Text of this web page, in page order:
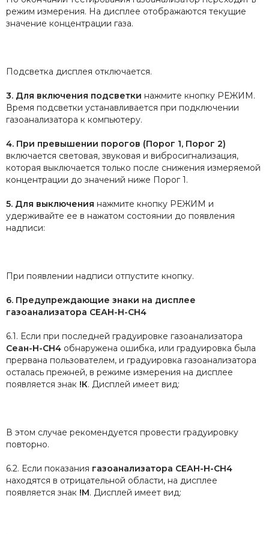
режим измерения. На дисплее отображаются текущие
значение концентрации газа.
Подсветка дисплея отключается.
3. Для включения подсветки нажмите кнопку РЕЖИМ.
Время подсветки устанавливается при подключении
газоанализатора к компьютеру.
4. При превышении порогов (Порог 1, Порог 2)
включается световая, звуковая и вибросигнализация,
которая выключается только после снижения измеряемой
концентрации до значений ниже Порог 1.
5. Для выключения нажмите кнопку РЕЖИМ и
удерживайте ее в нажатом состоянии до появления
надписи:
При появлении надписи отпустите кнопку.
6. Предупреждающие знаки на дисплее
газоанализатора СЕАН-Н-CH4
6.1. Если при последней градуировке газоанализатора
Сеан-Н-CH4 обнаружена ошибка, или градуировка была
прервана пользователем, и градуировка газоанализатора
осталась прежней, в режиме измерения на дисплее
появляется знак !К. Дисплей имеет вид:
В этом случае рекомендуется провести градуировку
повторно.
6.2. Если показания газоанализатора СЕАН-Н-CH4
находятся в отрицательной области, на дисплее
появляется знак !М. Дисплей имеет вид: